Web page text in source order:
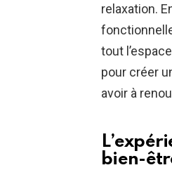
relaxation.
tout
pour créer
avoir à
bien-